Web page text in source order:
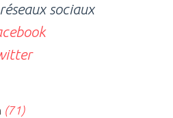
sociaux
(71)